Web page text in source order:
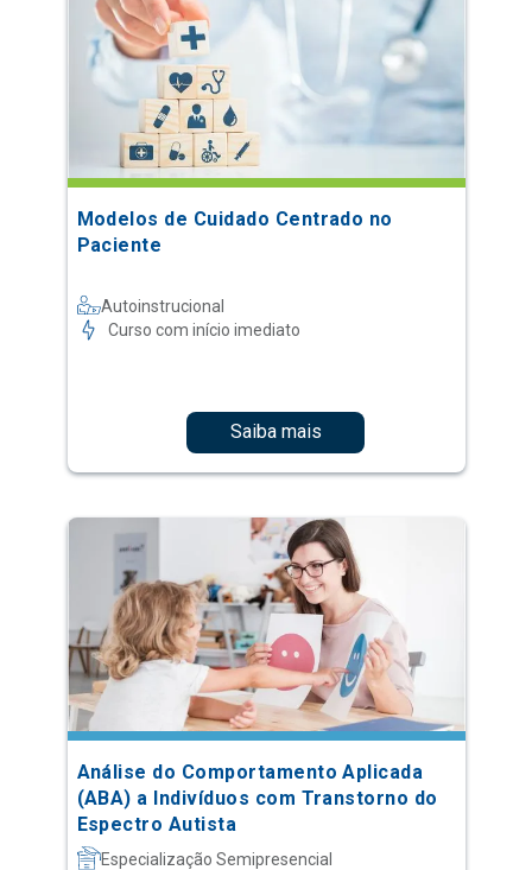
Modelos de Cuidado Centrado no
Paciente
Autoinstrucional
Curso com início imediato
Saiba mais
Análise do Comportamento Aplicada
(ABA) a Indivíduos com Transtorno do
Espectro Autista
Especialização Semipresencial